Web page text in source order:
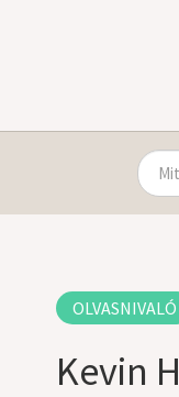
OLVASNIVALÓ
Kevin